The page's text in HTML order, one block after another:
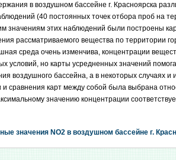
в воздушном бассейне г. Красноярска
(40 постоянных точек отбора проб на
значениям этих наблюдений были построены
рассматриваемого вещества по территории
среда очень изменчива, концентрации
условий, но карты усредненных значений
воздушного бассейна, а в некоторых случаях и
и сравнения карт между собой была выбрана
значению концентрации
значения NO2 в воздушном бассейне г.